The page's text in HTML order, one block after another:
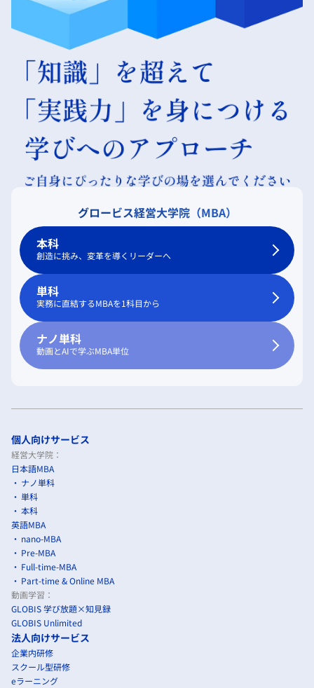
グロービス経営大学院（MBA）
本科
創造に挑み、変革を導くリーダーへ
単科
実務に直結するMBAを1科目から
ナノ単科
動画とAIで学ぶMBA単位
個人向けサービス
経営大学院：
日本語MBA
ナノ単科
単科
本科
英語MBA
nano-MBA
Pre-MBA
Full-time-MBA
Part-time & Online MBA
動画学習：
GLOBIS 学び放題×知見録
GLOBIS Unlimited
法人向けサービス
企業内研修
スクール型研修
eラーニング